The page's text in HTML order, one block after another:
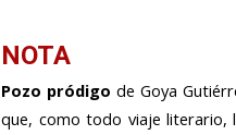
NOTA
Pozo pródigo de Goya
que, como todo viaje literario,